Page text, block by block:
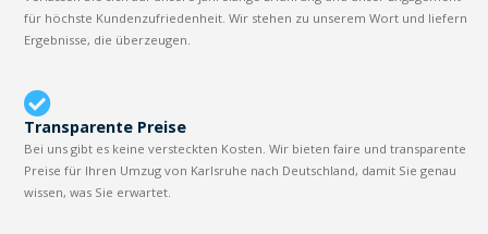
für höchste Kundenzufriedenheit. Wir stehen zu unserem Wort und liefern
Ergebnisse, die überzeugen.
Transparente Preise
Bei uns gibt es keine versteckten Kosten. Wir bieten faire und transparente
Preise für Ihren Umzug von Karlsruhe nach Deutschland, damit Sie genau
wissen, was Sie erwartet.